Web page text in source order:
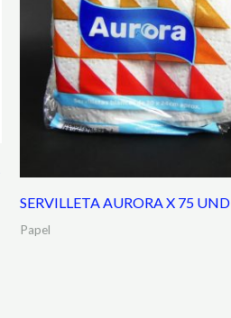
SERVILLETA AURORA X 75 UND
Papel